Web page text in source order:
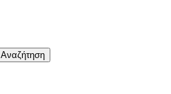
Αναζήτηση